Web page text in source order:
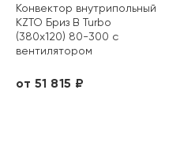
Конвектор внутрипольный
KZTO Бриз B Turbo
(380х120) 80-300 с
вентилятором
от 51 815 ₽